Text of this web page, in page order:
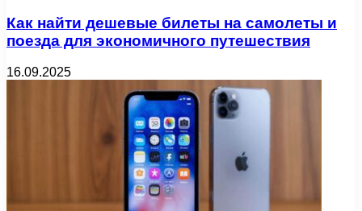
Как найти дешевые билеты на самолеты и
поезда для экономичного путешествия
16.09.2025